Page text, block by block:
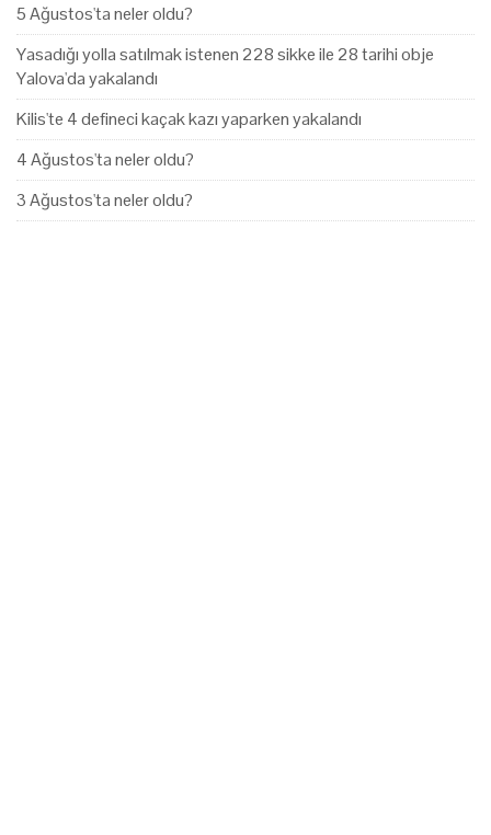
5 Ağustos'ta neler oldu?
Yasadığı yolla satılmak istenen 228 sikke ile 28 tarihi obje
Yalova'da yakalandı
Kilis'te 4 defineci kaçak kazı yaparken yakalandı
4 Ağustos'ta neler oldu?
3 Ağustos'ta neler oldu?